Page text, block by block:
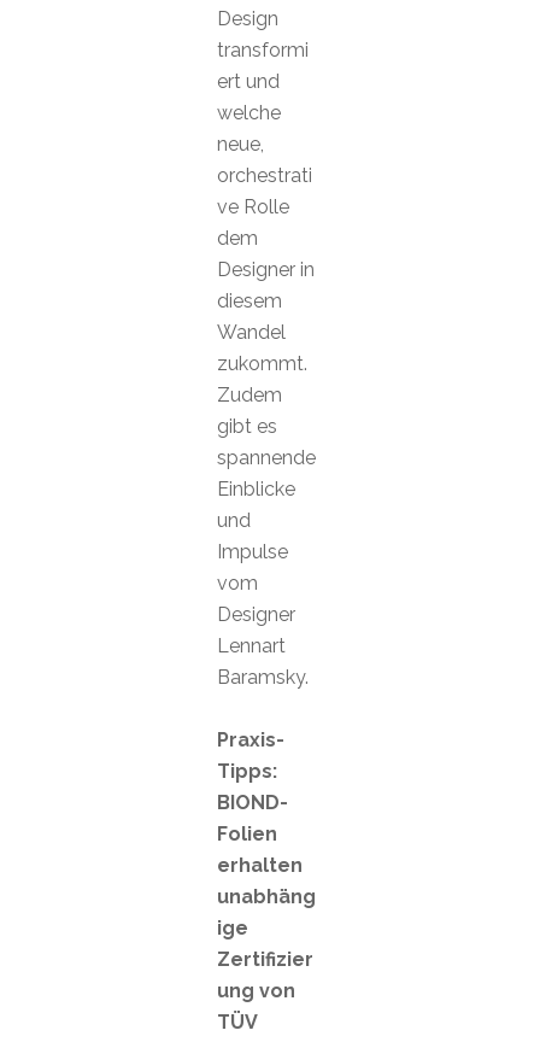
Design
transformi
ert und
welche
neue,
orchestrati
ve Rolle
dem
Designer in
diesem
Wandel
zukommt.
Zudem
gibt es
spannende
Einblicke
und
Impulse
vom
Designer
Lennart
Baramsky.
Praxis-
Tipps:
BIOND-
Folien
erhalten
unabhäng
ige
Zertifizier
ung von
TÜV